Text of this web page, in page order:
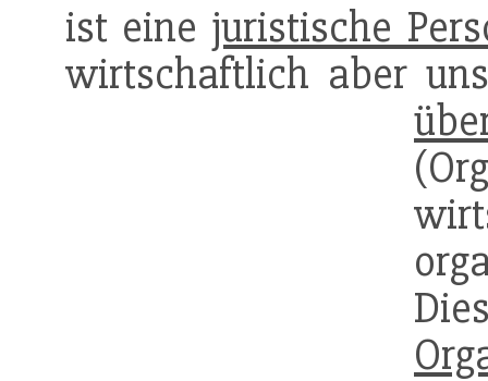
ist eine juristische
wirtschaftlich aber